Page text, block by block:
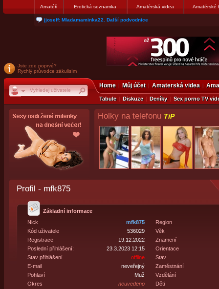
Amatéři Erotická seznamka Amatérská videa Amatérské
matthew007: kuknite moju galerku
Jste zde poprvé?
Rychlý průvodce zákulisím
Home Můj účet Amaterská videa
Tabule Diskuze Deníky Sex porno TV
Holky na telefonu TiP
Profil - mfk875
Základní informace
Nick
mfk875
Kód uživatele
536029
Registrace
19.12.2022
Poslední přihlášení:
23.3.2023 12:15
Stav přihlášení
offline
E-mail
neveřejný
Pohlaví
Muž
Okres
neuvedeno
Region
Věk
Znamení
Orientace
Stav
Zaměstnání
Vzdělání
Děti